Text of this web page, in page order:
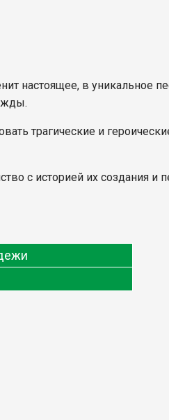
настоящее, в уникальное
трагические и
с историей их создания и